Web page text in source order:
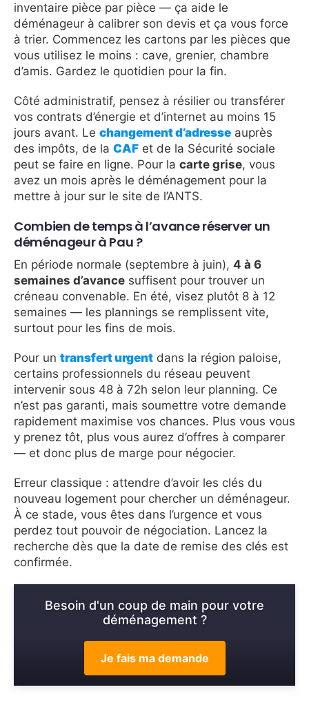
inventaire pièce par pièce — ça aide le
déménageur à calibrer son devis et ça vous force
à trier. Commencez les cartons par les pièces que
vous utilisez le moins : cave, grenier, chambre
d’amis. Gardez le quotidien pour la fin.
Côté administratif, pensez à résilier ou transférer
vos contrats d’énergie et d’internet au moins 15
jours avant. Le changement d’adresse auprès
des impôts, de la CAF et de la Sécurité sociale
peut se faire en ligne. Pour la carte grise, vous
avez un mois après le déménagement pour la
mettre à jour sur le site de l’ANTS.
Combien de temps à l’avance réserver un
déménageur à Pau ?
En période normale (septembre à juin), 4 à 6
semaines d’avance suffisent pour trouver un
créneau convenable. En été, visez plutôt 8 à 12
semaines — les plannings se remplissent vite,
surtout pour les fins de mois.
Pour un transfert urgent dans la région paloise,
certains professionnels du réseau peuvent
intervenir sous 48 à 72h selon leur planning. Ce
n’est pas garanti, mais soumettre votre demande
rapidement maximise vos chances. Plus vous vous
y prenez tôt, plus vous aurez d’offres à comparer
— et donc plus de marge pour négocier.
Erreur classique : attendre d’avoir les clés du
nouveau logement pour chercher un déménageur.
À ce stade, vous êtes dans l’urgence et vous
perdez tout pouvoir de négociation. Lancez la
recherche dès que la date de remise des clés est
confirmée.
Besoin d'un coup de main pour votre
déménagement ?
Je fais ma demande